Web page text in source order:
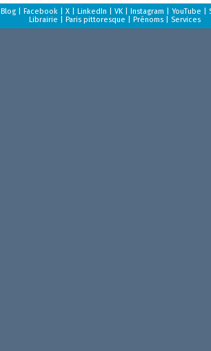
Blog| Facebook| X| LinkedIn VK| Instagram YouTube
Librairie
Paris pittoresque Prénoms| Services